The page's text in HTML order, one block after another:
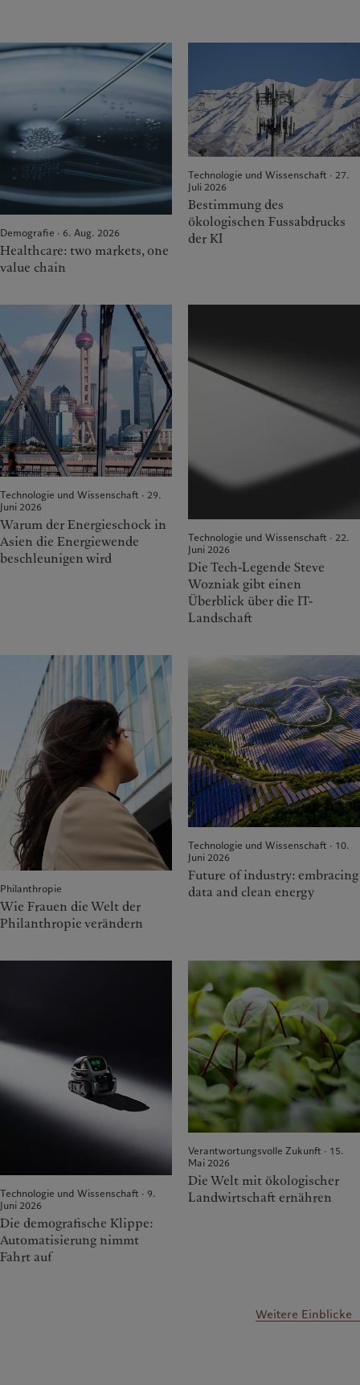
Demografie · 6. Aug. 2026
Healthcare: two markets, one
value chain
Technologie und Wissenschaft · 27.
Juli 2026
Bestimmung des
ökologischen Fussabdrucks
der KI
Technologie und Wissenschaft · 29.
Juni 2026
Warum der Energieschock in
Asien die Energiewende
beschleunigen wird
Technologie und Wissenschaft · 22.
Juni 2026
Die Tech-Legende Steve
Wozniak gibt einen
Überblick über die IT-
Landschaft
Philanthropie
Wie Frauen die Welt der
Philanthropie verändern
Technologie und Wissenschaft · 10.
Juni 2026
Future of industry: embracing
data and clean energy
Technologie und Wissenschaft · 9.
Juni 2026
Die demografische Klippe:
Automatisierung nimmt
Fahrt auf
Verantwortungsvolle Zukunft · 15.
Mai 2026
Die Welt mit ökologischer
Landwirtschaft ernähren
Weitere Einblicke